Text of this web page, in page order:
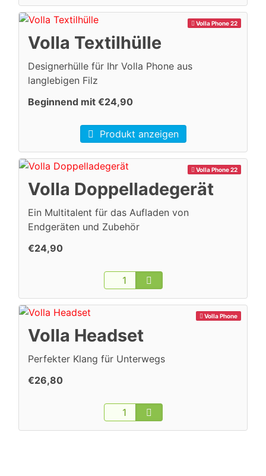
Volla Phone 22
Volla Textilhülle
Designerhülle für Ihr Volla Phone aus
langlebigen Filz
Beginnend mit €24,90
Produkt anzeigen
Volla Phone 22
Volla Doppelladegerät
Ein Multitalent für das Aufladen von
Endgeräten und Zubehör
€24,90
Volla Phone
Volla Headset
Perfekter Klang für Unterwegs
€26,80